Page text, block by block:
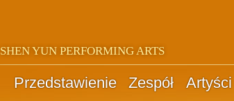
SHEN YUN PERFORMING ARTS
Przedstawienie Zespół Artyści